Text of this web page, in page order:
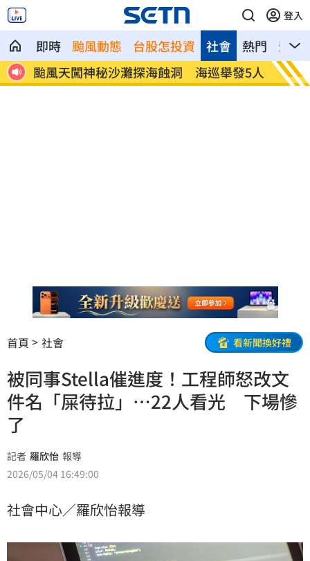
登入
即時 颱風動態 台股怎投資 熱門 影音
社會
5人 直擊全台最大樂園！機廠轉型擠爆萬人 加拿
首頁 社會 看新聞換好禮
被同事Stella催進度！工程師怒改文
件名「屎待拉」…22人看光 下場慘
了
記者 羅欣怡 報導
2026/05/04 16:49:00
社會中心／羅欣怡報導